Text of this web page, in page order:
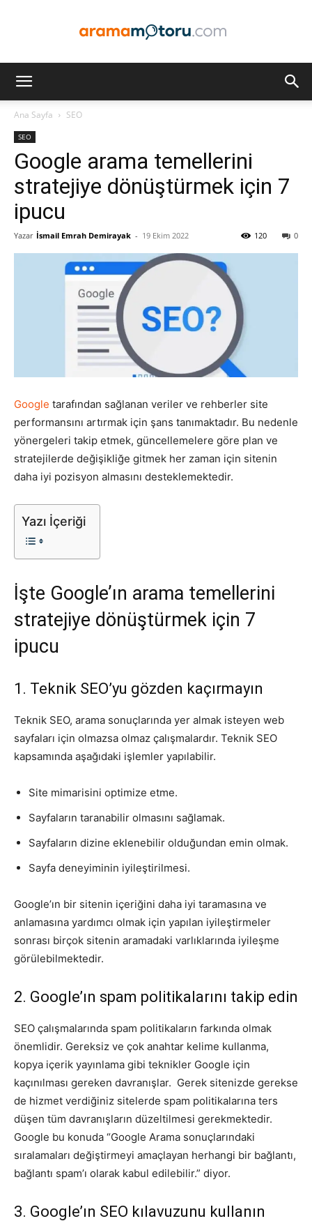
–
SEO,
ASO,
UI/UX
Ana Sayfa SEO
SEO
Google arama temellerini
stratejiye dönüştürmek için 7
ipucu
Yazar İsmail Emrah Demirayak - 19 Ekim 2022 0
120
Google tarafından sağlanan veriler ve rehberler site
performansını artırmak için şans tanımaktadır. Bu nedenle
yönergeleri takip etmek, güncellemelere göre plan ve
stratejilerde değişikliğe gitmek her zaman için sitenin
daha iyi pozisyon almasını desteklemektedir.
Yazı İçeriği
İşte Google’ın arama temellerini
stratejiye dönüştürmek için 7
ipucu
1. Teknik SEO’yu gözden kaçırmayın
Teknik SEO, arama sonuçlarında yer almak isteyen web
sayfaları için olmazsa olmaz çalışmalardır. Teknik SEO
kapsamında aşağıdaki işlemler yapılabilir.
Site mimarisini optimize etme.
Sayfaların taranabilir olmasını sağlamak.
Sayfaların dizine eklenebilir olduğundan emin olmak.
Sayfa deneyiminin iyileştirilmesi.
Google’ın bir sitenin içeriğini daha iyi taramasına ve
anlamasına yardımcı olmak için yapılan iyileştirmeler
sonrası birçok sitenin aramadaki varlıklarında iyileşme
görülebilmektedir.
2. Google’ın spam politikalarını takip edin
SEO çalışmalarında spam politikaların farkında olmak
önemlidir. Gereksiz ve çok anahtar kelime kullanma,
kopya içerik yayınlama gibi teknikler Google için
kaçınılması gereken davranışlar. Gerek sitenizde gerekse
de hizmet verdiğiniz sitelerde spam politikalarına ters
düşen tüm davranışların düzeltilmesi gerekmektedir.
Google bu konuda “Google Arama sonuçlarındaki
sıralamaları değiştirmeyi amaçlayan herhangi bir bağlantı,
bağlantı spam’ı olarak kabul edilebilir.” diyor.
3. Google’ın SEO ​​kılavuzunu kullanın